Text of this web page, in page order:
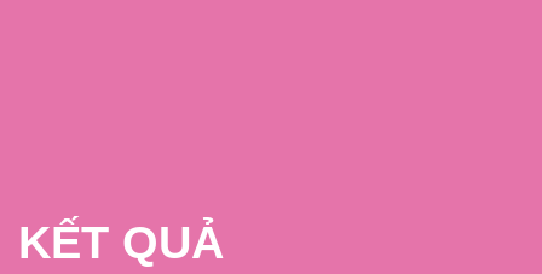
KẾT QUẢ